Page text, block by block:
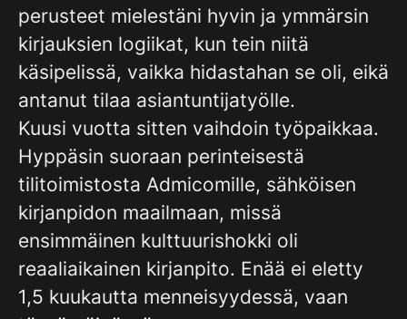
perusteet mielestäni hyvin ja ymmärsin
kirjauksien logiikat, kun tein niitä
käsipelissä, vaikka hidastahan se oli, eikä
antanut tilaa asiantuntijatyölle.
Kuusi vuotta sitten vaihdoin työpaikkaa.
Hyppäsin suoraan perinteisestä
tilitoimistosta Admicomille, sähköisen
kirjanpidon maailmaan, missä
ensimmäinen kulttuurishokki oli
reaaliaikainen kirjanpito. Enää ei eletty
1,5 kuukautta menneisyydessä, vaan